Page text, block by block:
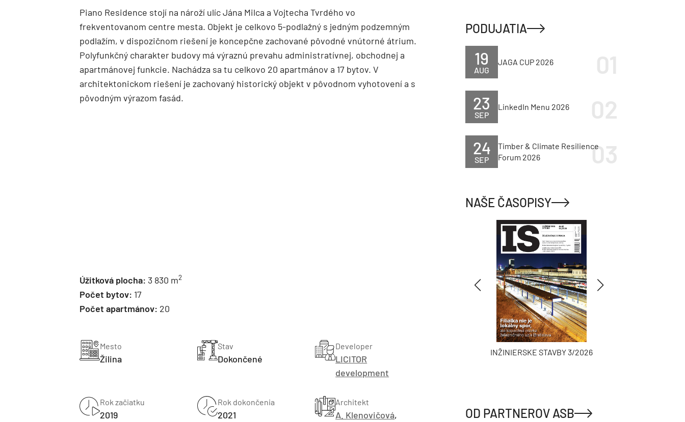
Piano Residence stojí na nároží ulíc Jána Milca a Vojtecha Tvrdého vo
frekventovanom centre mesta. Objekt je celkovo 5-podlažný s jedným podzemným
podlažím, v dispozičnom riešení je koncepčne zachované pôvodné vnútorné átrium.
Polyfunkčný charakter budovy má výraznú prevahu administratívnej, obchodnej a
apartmánovej funkcie. Nachádza sa tu celkovo 20 apartmánov a 17 bytov. V
architektonickom riešení je zachovaný historický objekt v pôvodnom vyhotovení a s
pôvodným výrazom fasád.
Úžitková plocha: 3 830 m2
Počet bytov: 17
Počet apartmánov: 20
Mesto
Žilina
Stav
Dokončené
Developer
LICITOR
development
Rok začiatku
2019
Rok dokončenia
2021
Architekt
A. Klenovičová,
PODUJATIA
AUG
19 JAGA CUP 2026
SEP
23 LinkedIn Menu 2026
SEP
24
Timber & Climate Resilience
Forum 2026
NAŠE ČASOPISY
TZB HAUSTECHNIK 3/2026 INŽINIERSKE STAVBY 3/2026
OD PARTNEROV ASB